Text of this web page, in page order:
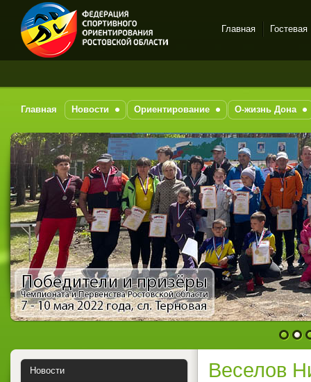
Спортивное
на-Дону
Главная Гостевая
Главная Новости Ориентирование О-жизнь Дона
1 2
Веселов
Новости